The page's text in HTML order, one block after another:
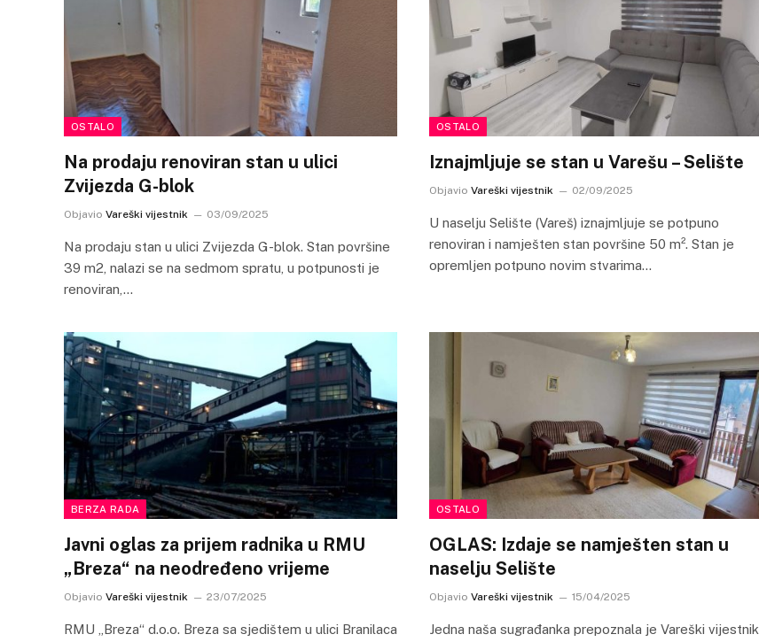
OSTALO
Na prodaju renoviran stan u ulici
Zvijezda G-blok
Objavio Vareški vijestnik 03/09/2025
Na prodaju stan u ulici Zvijezda G-blok. Stan površine
39 m2, nalazi se na sedmom spratu, u potpunosti je
renoviran,…
OSTALO
Iznajmljuje se stan u Varešu – Selište
Objavio Vareški vijestnik 02/09/2025
U naselju Selište (Vareš) iznajmljuje se potpuno
renoviran i namješten stan površine 50 m². Stan je
opremljen potpuno novim stvarima…
BERZA RADA
Javni oglas za prijem radnika u RMU
„Breza“ na neodređeno vrijeme
Objavio Vareški vijestnik 23/07/2025
RMU „Breza“ d.o.o. Breza sa sjedištem u ulici Branilaca
OSTALO
OGLAS: Izdaje se namješten stan u
naselju Selište
Objavio Vareški vijestnik 15/04/2025
Jedna naša sugrađanka prepoznala je Vareški vijestnik